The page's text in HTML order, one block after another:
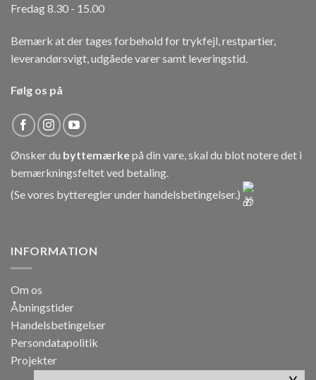
Fredag 8.30 - 15.00
Bemærk at der tages forbehold for trykfejl, restpartier,
leverandørsvigt, udgåede varer samt leveringstid.
Følg os på
Ønsker du byttemærkepå din vare, skal du blot notere det i
bemærkningsfeltet ved betaling.
(Se vores bytteregler underhandelsbetingelser.)
INFORMATION
Om os
Åbningstider
Handelsbetingelser
Persondatapolitik
Projekter